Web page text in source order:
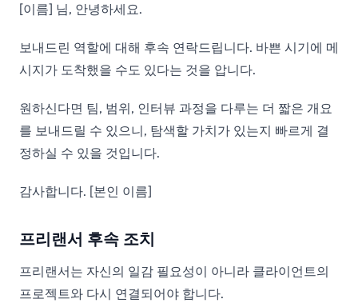
[이름] 님, 안녕하세요.
보내드린 역할에 대해 후속 연락드립니다. 바쁜 시기에 메
시지가 도착했을 수도 있다는 것을 압니다.
원하신다면 팀, 범위, 인터뷰 과정을 다루는 더 짧은 개요
를 보내드릴 수 있으니, 탐색할 가치가 있는지 빠르게 결
정하실 수 있을 것입니다.
감사합니다. [본인 이름]
프리랜서 후속 조치
프리랜서는 자신의 일감 필요성이 아니라 클라이언트의
프로젝트와 다시 연결되어야 합니다.